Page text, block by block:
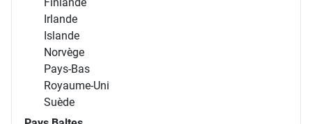
Irlande
Islande
Norvège
Pays-Bas
Royaume-Uni
Suède